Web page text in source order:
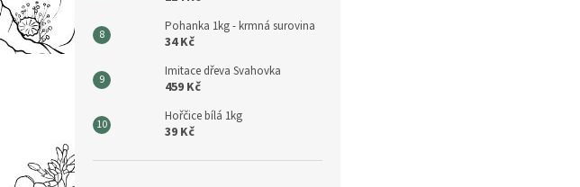
Pohanka 1kg - krmná surovina
34 Kč
Imitace dřeva Svahovka
459 Kč
Hořčice bílá 1kg
39 Kč